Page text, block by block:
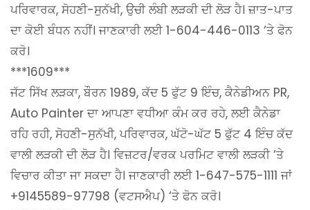
ਪਰਿਵਾਰਕ, ਸੋਹਣੀ-ਸੁਨੱਖੀ, ਉਚੀ ਲੰਬੀ ਲੜਕੀ ਦੀ ਲੋੜ ਹੈ। ਜ਼ਾਤ-ਪਾਤ
ਦਾ ਕੋਈ ਬੰਧਨ ਨਹੀਂ। ਜਾਣਕਾਰੀ ਲਈ 1-604-446-0113 ‘ਤੇ ਫੋਨ
ਕਰੋ।
***1609***
ਜੱਟ ਸਿੱਖ ਲੜਕਾ, ਬੌਰਨ 1989, ਕੱਦ 5 ਫੁੱਟ 9 ਇੰਚ, ਕੈਨੇਡੀਅਨ PR,
Auto Painter ਦਾ ਆਪਣਾ ਵਧੀਆ ਕੰਮ ਕਰ ਰਹੇ, ਲਈ ਕੈਨੇਡਾ
ਰਹਿ ਰਹੀ, ਸੋਹਣੀ-ਸੁਨੱਖੀ, ਪਰਿਵਾਰਕ, ਘੱਟੋ-ਘੱਟ 5 ਫੁੱਟ 4 ਇੰਚ ਕੱਦ
ਵਾਲੀ ਲੜਕੀ ਦੀ ਲੋੜ ਹੈ। ਵਿਜ਼ਟਰ/ਵਰਕ ਪਰਮਿਟ ਵਾਲੀ ਲੜਕੀ ‘ਤੇ
ਵਿਚਾਰ ਕੀਤਾ ਜਾ ਸਕਦਾ ਹੈ। ਜਾਣਕਾਰੀ ਲਈ 1-647-575-1111 ਜਾਂ
+9145589-97798 (ਵਟਸਐਪ) ‘ਤੇ ਫੋਨ ਕਰੋ।